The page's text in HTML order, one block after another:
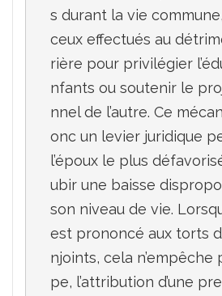
s durant la vie
ceux effectués au
rière pour privilégier
nfants ou soutenir le
nnel de l’autre. Ce
onc un levier juridique
l’époux le plus
ubir une baisse
son niveau de vie.
est prononcé aux torts
njoints, cela n’empêche
pe, l’attribution d’une